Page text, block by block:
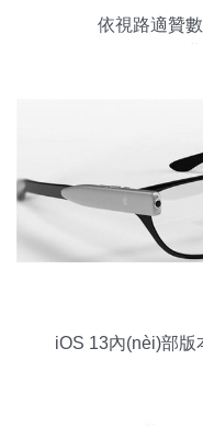
依視路適贊
iOS 13內(nèi)部版